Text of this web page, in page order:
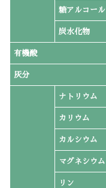
糖アルコール
炭水化物
有機酸
灰分
ナトリウム
カリウム
カルシウム
マグネシウム
リン